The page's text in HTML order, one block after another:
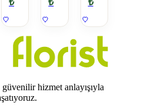
₺
₺
₺
hizmet anlayışıyla